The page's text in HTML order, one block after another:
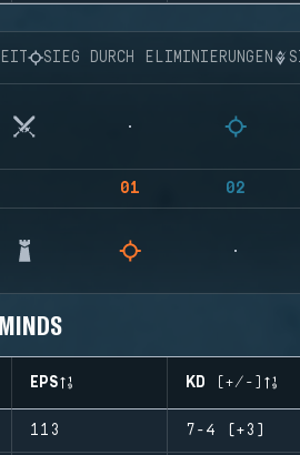
SIEG DURCH ELIMINIERUNGEN
01 02
EPS KD (+/-)
113 7-4 (+3)